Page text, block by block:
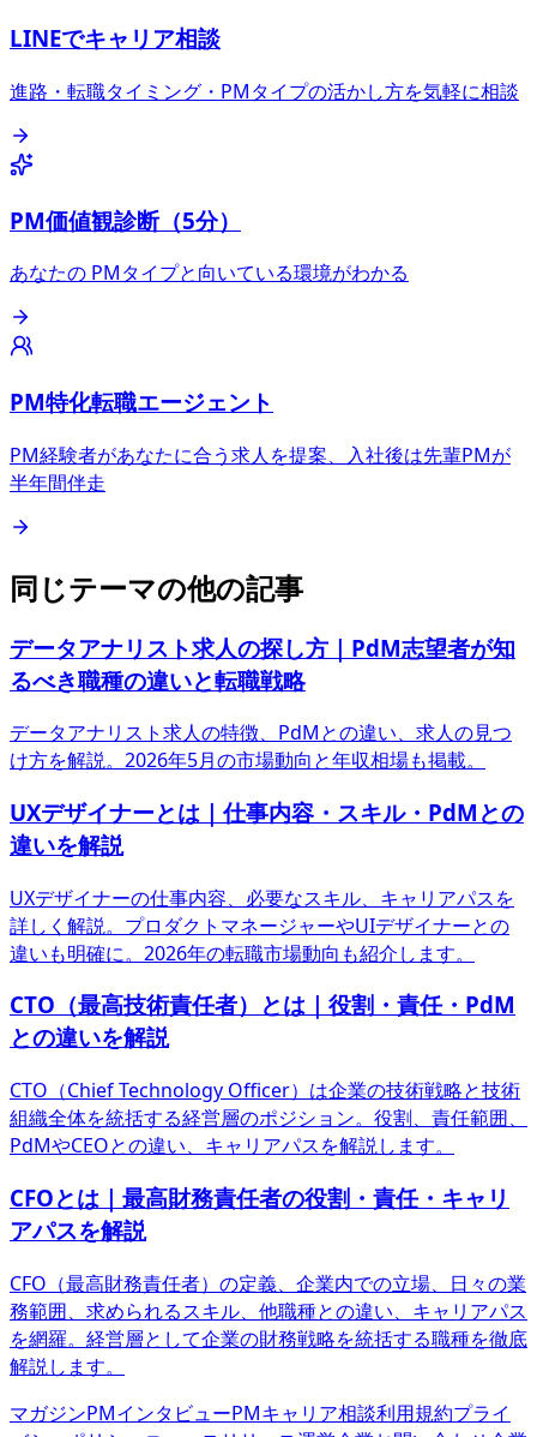
LINEでキャリア相談
進路・転職タイミング・PMタイプの活かし方を気軽に相談
PM価値観診断（5分）
あなたの PMタイプと向いている環境がわかる
PM特化転職エージェント
PM経験者があなたに合う求人を提案、入社後は先輩PMが
半年間伴走
同じテーマの他の記事
データアナリスト求人の探し方｜PdM志望者が知
るべき職種の違いと転職戦略
データアナリスト求人の特徴、PdMとの違い、求人の見つ
け方を解説。2026年5月の市場動向と年収相場も掲載。
UXデザイナーとは｜仕事内容・スキル・PdMとの
違いを解説
UXデザイナーの仕事内容、必要なスキル、キャリアパスを
詳しく解説。プロダクトマネージャーやUIデザイナーとの
違いも明確に。2026年の転職市場動向も紹介します。
CTO（最高技術責任者）とは｜役割・責任・PdM
との違いを解説
CTO（Chief Technology Officer）は企業の技術戦略と技術
組織全体を統括する経営層のポジション。役割、責任範囲、
PdMやCEOとの違い、キャリアパスを解説します。
CFOとは｜最高財務責任者の役割・責任・キャリ
アパスを解説
CFO（最高財務責任者）の定義、企業内での立場、日々の業
務範囲、求められるスキル、他職種との違い、キャリアパス
を網羅。経営層として企業の財務戦略を統括する職種を徹底
解説します。
マガジンPMインタビューPMキャリア相談利用規約プライ